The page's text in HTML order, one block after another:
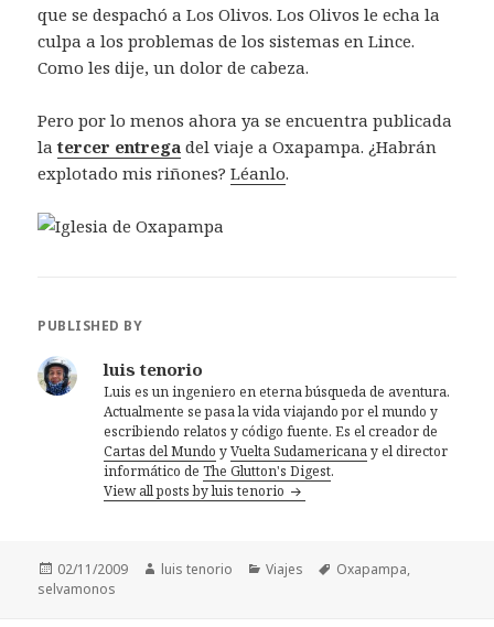
que se despachó a Los Olivos. Los Olivos le echa la
culpa a los problemas de los sistemas en Lince.
Como les dije, un dolor de cabeza.
Pero por lo menos ahora ya se encuentra publicada
latercer entrega del viaje a Oxapampa. ¿Habrán
explotado mis riñones?Léanlo.
PUBLISHED BY
luis tenorio
Luis es un ingeniero en eterna búsqueda de aventura.
Actualmente se pasa la vida viajando por el mundo y
escribiendo relatos y código fuente. Es el creador de
Cartas del Mundo yVuelta Sudamericanay el director
informático deThe Glutton's Digest.
View all posts by luis tenorio
Posted
on
02/11/2009 Author
luis tenorio Categories
Viajes Tags
Oxapampa,
selvamonos